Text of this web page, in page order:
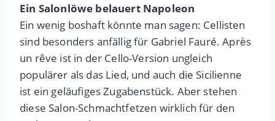
Ein Salonlöwe belauert Napoleon
Ein wenig boshaft könnte man sagen: Cellisten
sind besonders anfällig für Gabriel Fauré. Après
un rêve ist in der Cello-Version ungleich
populärer als das Lied, und auch die Sicilienne
ist ein geläufiges Zugabenstück. Aber stehen
diese Salon-Schmachtfetzen wirklich für den